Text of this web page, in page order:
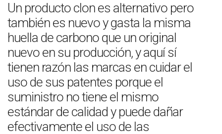
Un producto clon es alternativo pero
también es nuevo y gasta la misma
huella de carbono que un original
nuevo en su producción, y aquí sí
tienen razón las marcas en cuidar el
uso de sus patentes porque el
suministro no tiene el mismo
estándar de calidad y puede dañar
efectivamente el uso de las